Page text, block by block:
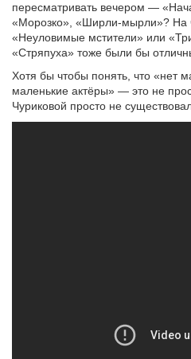
пересматривать вечером —
«Морозко», «Ширли-мырли»? На
«Неуловимые мстители» или
«Стряпуха» тоже были бы
Хотя бы чтобы понять, что «нет
маленькие актёры» — это не
Чуриковой просто не